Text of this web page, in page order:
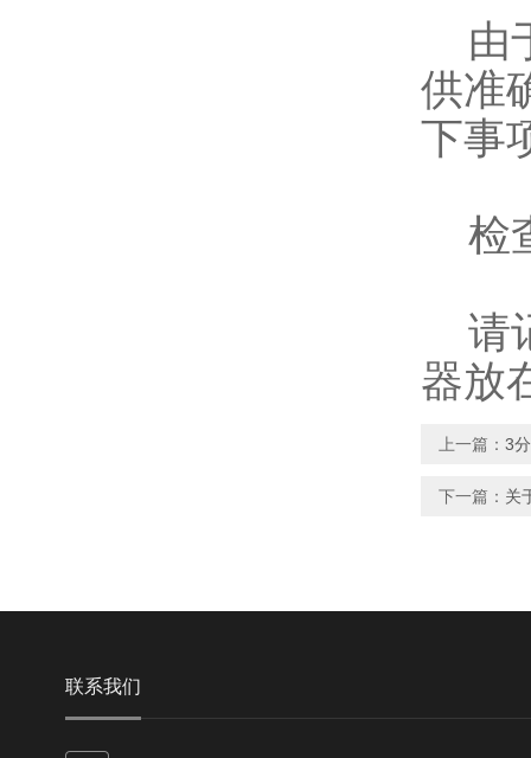
由
供准
下事
检
请
器放
上一篇： 3
下一篇： 关
联系我们